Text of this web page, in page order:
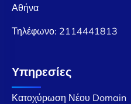
Αθήνα
Τηλέφωνο: 2114441813
Υπηρεσίες
Κατοχύρωση Νέου Domain